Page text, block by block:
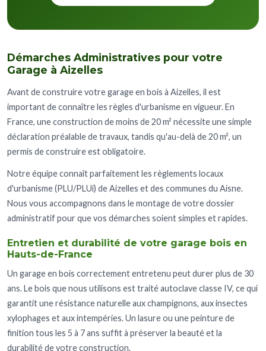
Démarches Administratives pour votre
Garage à Aizelles
Avant de construire votre garage en bois à Aizelles, il est
important de connaître les règles d'urbanisme en vigueur. En
France, une construction de moins de 20 m² nécessite une simple
déclaration préalable de travaux, tandis qu'au-delà de 20 m², un
permis de construire est obligatoire.
Notre équipe connaît parfaitement les règlements locaux
d'urbanisme (PLU/PLUi) de Aizelles et des communes du Aisne.
Nous vous accompagnons dans le montage de votre dossier
administratif pour que vos démarches soient simples et rapides.
Entretien et durabilité de votre garage bois en
Hauts-de-France
Un garage en bois correctement entretenu peut durer plus de 30
ans. Le bois que nous utilisons est traité autoclave classe IV, ce qui
garantit une résistance naturelle aux champignons, aux insectes
xylophages et aux intempéries. Un lasure ou une peinture de
finition tous les 5 à 7 ans suffit à préserver la beauté et la
durabilité de votre construction.